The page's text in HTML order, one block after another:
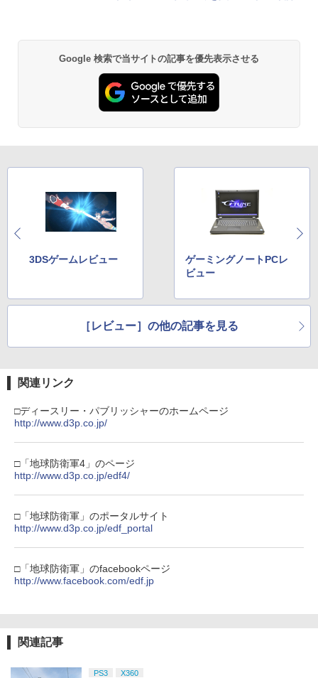
Google 検索で当サイトの記事を優先表示させる
3DSゲームレビュー
ゲーミングノートPCレ
ビュー
［レビュー］の他の記事を見る
関連リンク
□ディースリー・パブリッシャーのホームページ
http://www.d3p.co.jp/
□「地球防衛軍4」のページ
http://www.d3p.co.jp/edf4/
□「地球防衛軍」のポータルサイト
http://www.d3p.co.jp/edf_portal
□「地球防衛軍」のfacebookページ
http://www.facebook.com/edf.jp
関連記事
PS3 X360